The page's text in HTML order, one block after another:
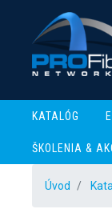
KATALÓG
ŠKOLENIA &
Úvod